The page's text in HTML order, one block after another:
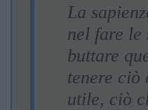
La
nel fare le
buttare
tenere ciò
utile, ciò